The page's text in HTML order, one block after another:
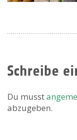
Schreibe
Du musst
abzugeben.